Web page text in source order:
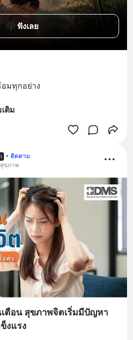
ฟังเลย
อมทุกอย่าง
ติม
• ติดตาม
สุขภาพ
ตือน สุขภาพจิตเริ่มมีปัญหา
งแรง